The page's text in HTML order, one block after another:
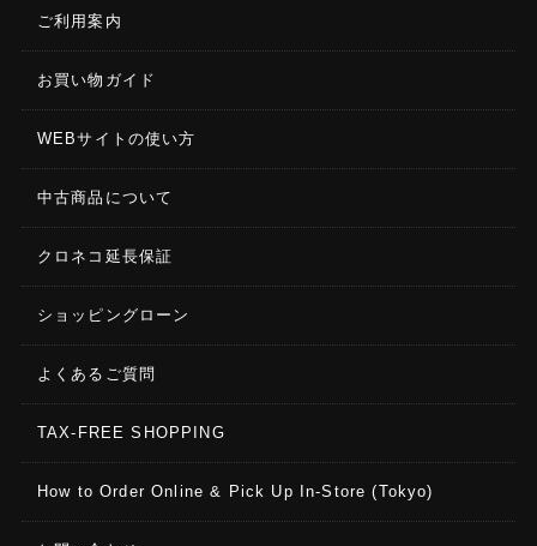
ご利用案内
お買い物ガイド
WEBサイトの使い方
中古商品について
クロネコ延長保証
ショッピングローン
よくあるご質問
TAX-FREE SHOPPING
How to Order Online & Pick Up In-Store (Tokyo)